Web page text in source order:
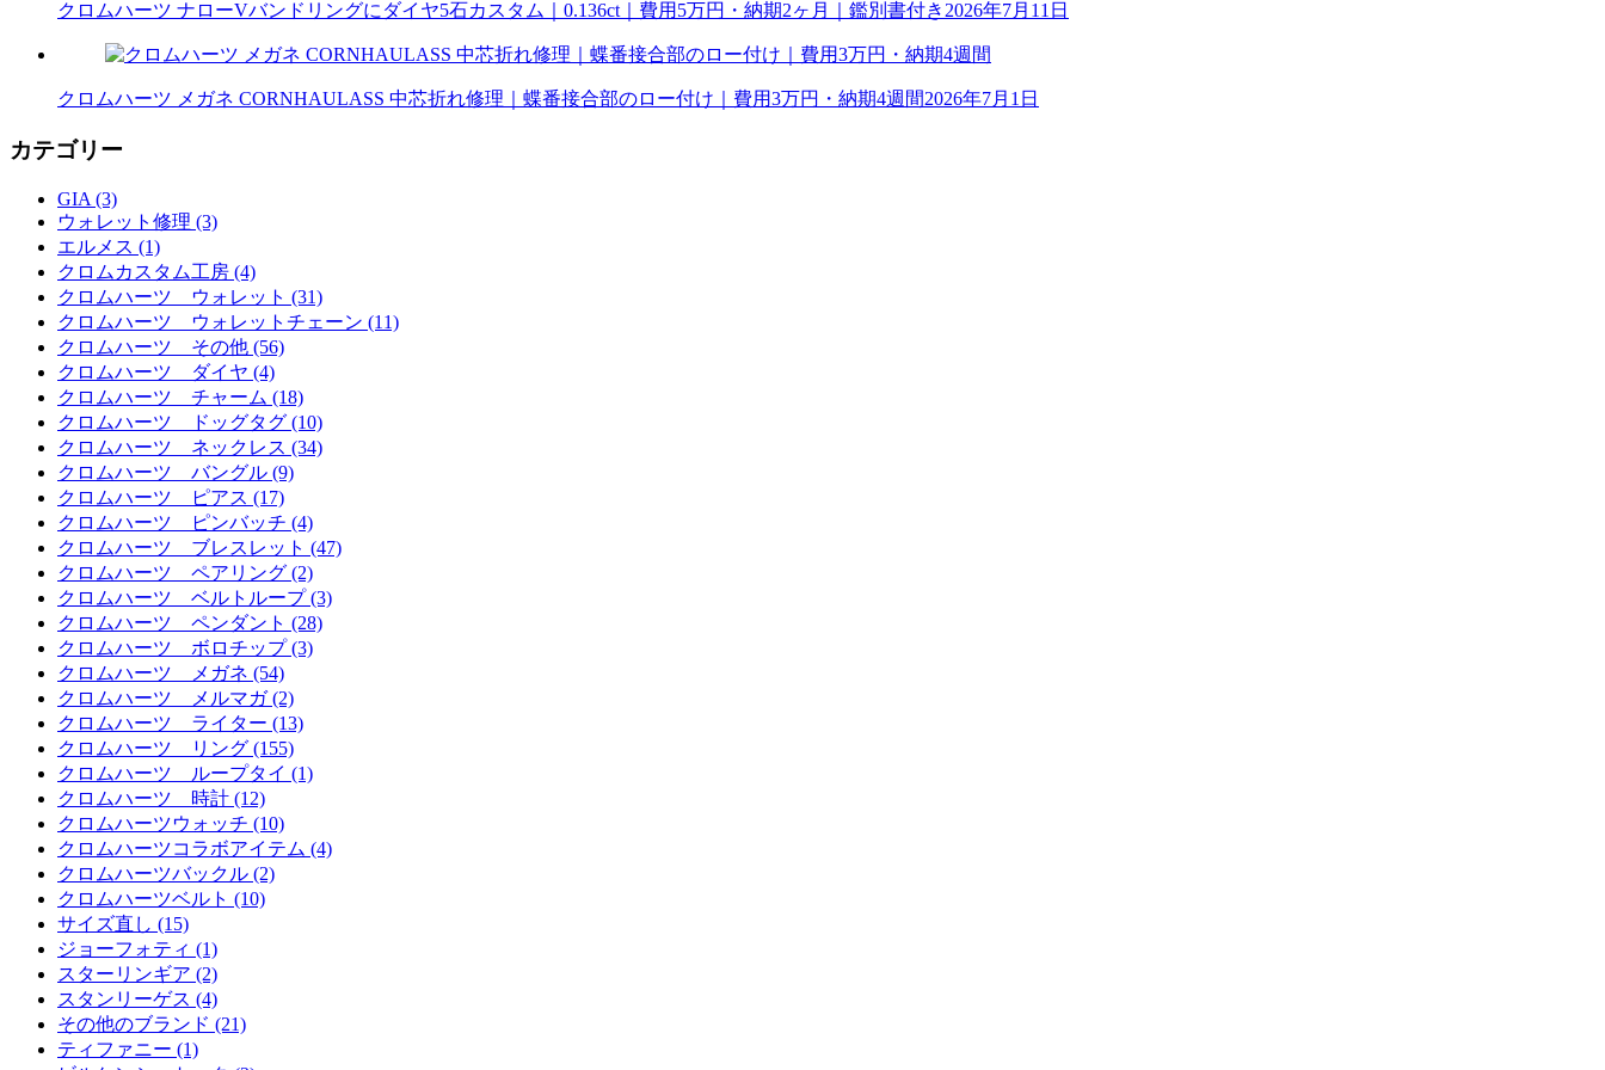
クロムハーツ ナローVバンドリングにダイヤ5石カスタム｜0.136ct｜費用5万円・納期2ヶ月｜鑑別書付き 2026年7月11日
クロムハーツ メガネ CORNHAULASS 中芯折れ修理｜蝶番接合部のロー付け｜費用3万円・納期4週間2026年7月1日
カテゴリー
GIA (3)
ウォレット修理 (3)
エルメス (1)
クロムカスタム工房 (4)
クロムハーツ ウォレット (31)
クロムハーツ ウォレットチェーン (11)
クロムハーツ その他 (56)
クロムハーツ ダイヤ (4)
クロムハーツ チャーム (18)
クロムハーツ ドッグタグ (10)
クロムハーツ ネックレス (34)
クロムハーツ バングル (9)
クロムハーツ ピアス (17)
クロムハーツ ピンバッチ (4)
クロムハーツ ブレスレット (47)
クロムハーツ ペアリング (2)
クロムハーツ ベルトループ (3)
クロムハーツ ペンダント (28)
クロムハーツ ボロチップ (3)
クロムハーツ メガネ (54)
クロムハーツ メルマガ (2)
クロムハーツ ライター (13)
クロムハーツ リング (155)
クロムハーツ ループタイ (1)
クロムハーツ 時計 (12)
クロムハーツウォッチ (10)
クロムハーツコラボアイテム (4)
クロムハーツバックル (2)
クロムハーツベルト (10)
サイズ直し (15)
ジョーフォティ (1)
スターリンギア (2)
スタンリーゲス (4)
その他のブランド (21)
ティファニー (1)